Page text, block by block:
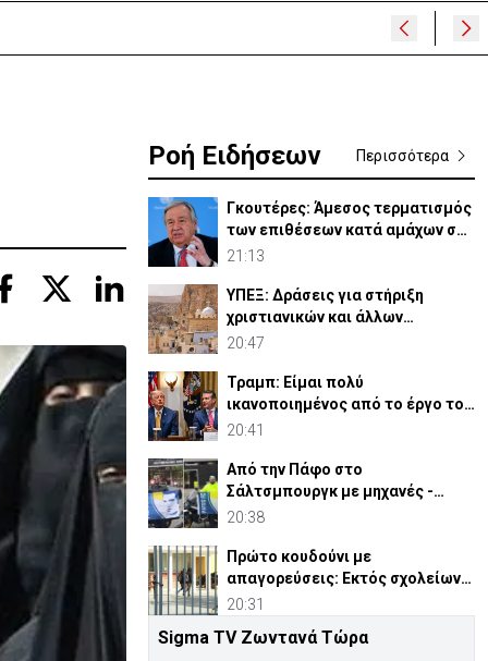
Ροή Ειδήσεων Περισσότερα
Γκουτέρες: Άμεσος τερματισμός
των επιθέσεων κατά αμάχων σε
Ουκρανία και Ρωσία
21:13
ΥΠΕΞ: Δράσεις για στήριξη
χριστιανικών και άλλων
κοινοτήτων στη Μέση Ανατολή
20:47
Τραμπ: Είμαι πολύ
ικανοποιημένος από το έργο του
Χέγκσεθ στο Υπ. Άμυνας
20:41
Από την Πάφο στο
Σάλτσμπουργκ με μηχανές -
6.000 χιλιόμετρα για την ομάδα
20:38
Πρώτο κουδούνι με
απαγορεύσεις: Εκτός σχολείων
εμβλήματα κομμάτων και
20:31
Συρία: Βόμβα εξερράγη σε
Sigma TV Ζωντανά Τώρα